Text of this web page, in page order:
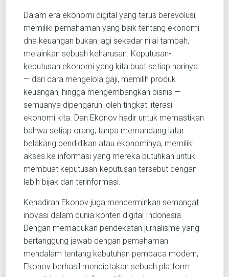
Dalam era ekonomi digital yang terus berevolusi,
memiliki pemahaman yang baik tentang ekonomi
dna keuangan bukan lagi sekadar nilai tambah,
melainkan sebuah keharusan. Keputusan-
keputusan ekonomi yang kita buat setiap harinya
— dari cara mengelola gaji, memilih produk
keuangan, hingga mengembangkan bisnis —
semuanya dipengaruhi oleh tingkat literasi
ekonomi kita. Dan Ekonov hadir untuk memastikan
bahwa setiap orang, tanpa memandang latar
belakang pendidikan atau ekonominya, memiliki
akses ke informasi yang mereka butuhkan untuk
membuat keputusan-keputusan tersebut dengan
lebih bijak dan terinformasi.
Kehadiran Ekonov juga mencerminkan semangat
inovasi dalam dunia konten digital Indonesia.
Dengan memadukan pendekatan jurnalisme yang
bertanggung jawab dengan pemahaman
mendalam tentang kebutuhan pembaca modern,
Ekonov berhasil menciptakan sebuah platform